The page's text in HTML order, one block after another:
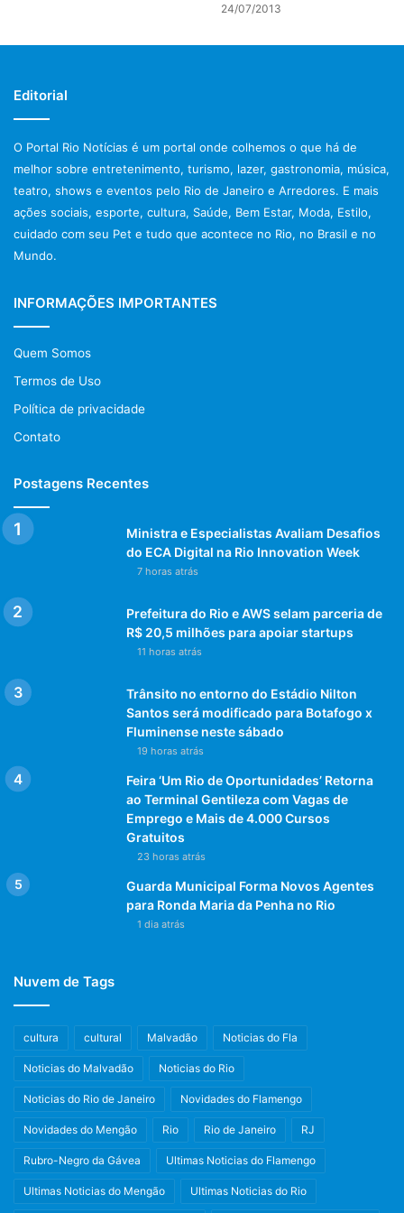
E uma Série de outros Benefícios para a Sua Saúde
Qual a vantagem de adquiri a
dieta de 21 dias?
1- Dá resultados rápidos
2-São alimentos que encontramos em casa
3-Porque não restringe o quanto comer
4- Porque não precisa fazer exercícios
5- A dieta te ensina e educa sua alimentação
996
24/07/2013
Editorial
O Portal Rio Notícias é um portal onde colhemos o que há de
melhor sobre entretenimento, turismo, lazer, gastronomia, música,
teatro, shows e eventos pelo Rio de Janeiro e Arredores. E mais
ações sociais, esporte, cultura, Saúde, Bem Estar, Moda, Estilo,
cuidado com seu Pet e tudo que acontece no Rio, no Brasil e no
Mundo.
INFORMAÇÕES IMPORTANTES
Quem Somos
Termos de Uso
Política de privacidade
Contato
Postagens Recentes
Ministra e Especialistas Avaliam Desafios
do ECA Digital na Rio Innovation Week
7 horas atrás
Prefeitura do Rio e AWS selam parceria de
R$ 20,5 milhões para apoiar startups
11 horas atrás
Trânsito no entorno do Estádio Nilton
Santos será modificado para Botafogo x
Fluminense neste sábado
19 horas atrás
Feira ‘Um Rio de Oportunidades’ Retorna
ao Terminal Gentileza com Vagas de
Emprego e Mais de 4.000 Cursos
Gratuitos
23 horas atrás
Guarda Municipal Forma Novos Agentes
para Ronda Maria da Penha no Rio
1 dia atrás
Nuvem de Tags
cultura cultural Malvadão Noticias do Fla
Noticias do Malvadão Noticias do Rio
Noticias do Rio de Janeiro Novidades do Flamengo
Novidades do Mengão Rio Rio de Janeiro RJ
Rubro-Negro da Gávea Ultimas Noticias do Flamengo
Ultimas Noticias do Mengão Ultimas Noticias do Rio